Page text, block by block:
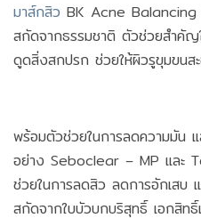
มาส์กสิว BK Acne Balancing
สกัดจากธรรมชาติ ตัวช่วยสำคั
ดูดสิ่งสกปรก ช่วยให้ผิวรูขุมขน
พร้อมตัวช่วยในการลดความมัน
อย่าง Seboclear – MP และ
ช่วยในการลดสิว ลดการอักเสบ
สกัดจากใบบัวบกบริสุทธิ์ เอกสิท